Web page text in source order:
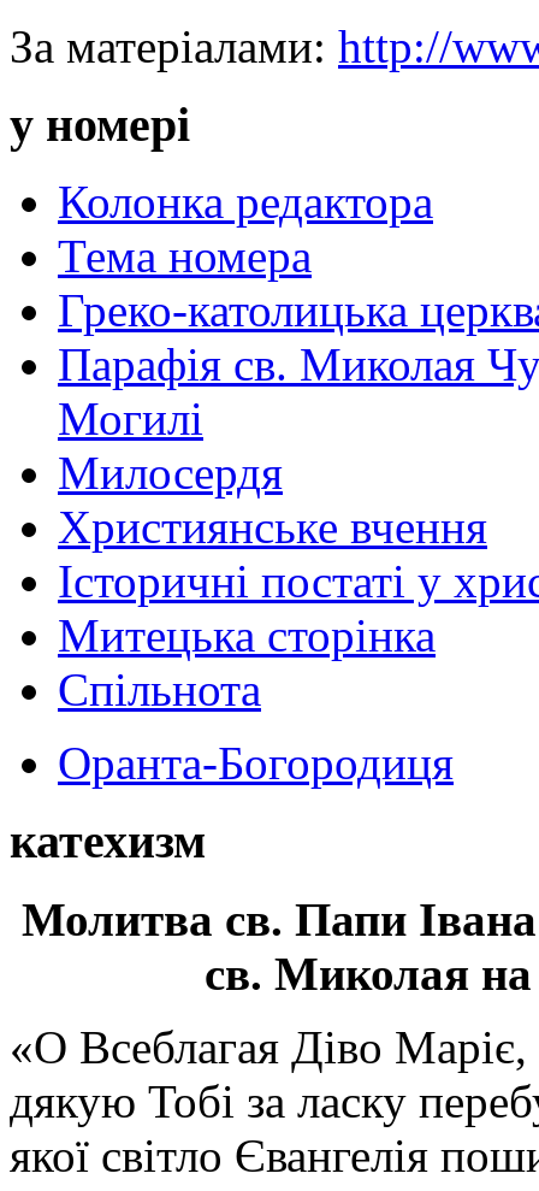
За матеріалами: http://
у номері
Колонка редактора
Тема номера
Греко-католицька
Парафія св. Миколая
Могилі
Милосердя
Християнське вчення
Історичні постаті у
Митецька сторінка
Спільнота
Оранта-Богородиця
катехизм
Молитва св. Папи
св. Миколая на
«О Всеблагая Діво
дякую Тобі за ласку
якої світло Євангелія